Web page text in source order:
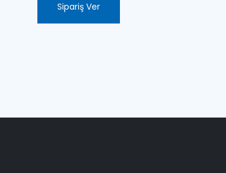
Sipariş Ver